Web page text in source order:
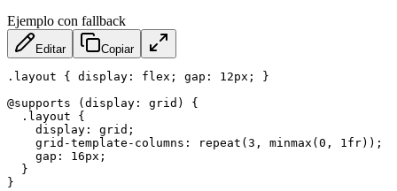
Ejemplo con fallback
Editar Copiar
.layout { display : flex ; gap : 12px ;
}
@supports
( display : grid )
{
.layout
{
display : grid ;
grid-template-columns : repeat ( 3 , minmax ( 0 , 1fr) ) ;
gap : 16px ;
}
}